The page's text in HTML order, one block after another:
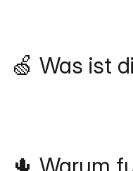
🍏 Was ist